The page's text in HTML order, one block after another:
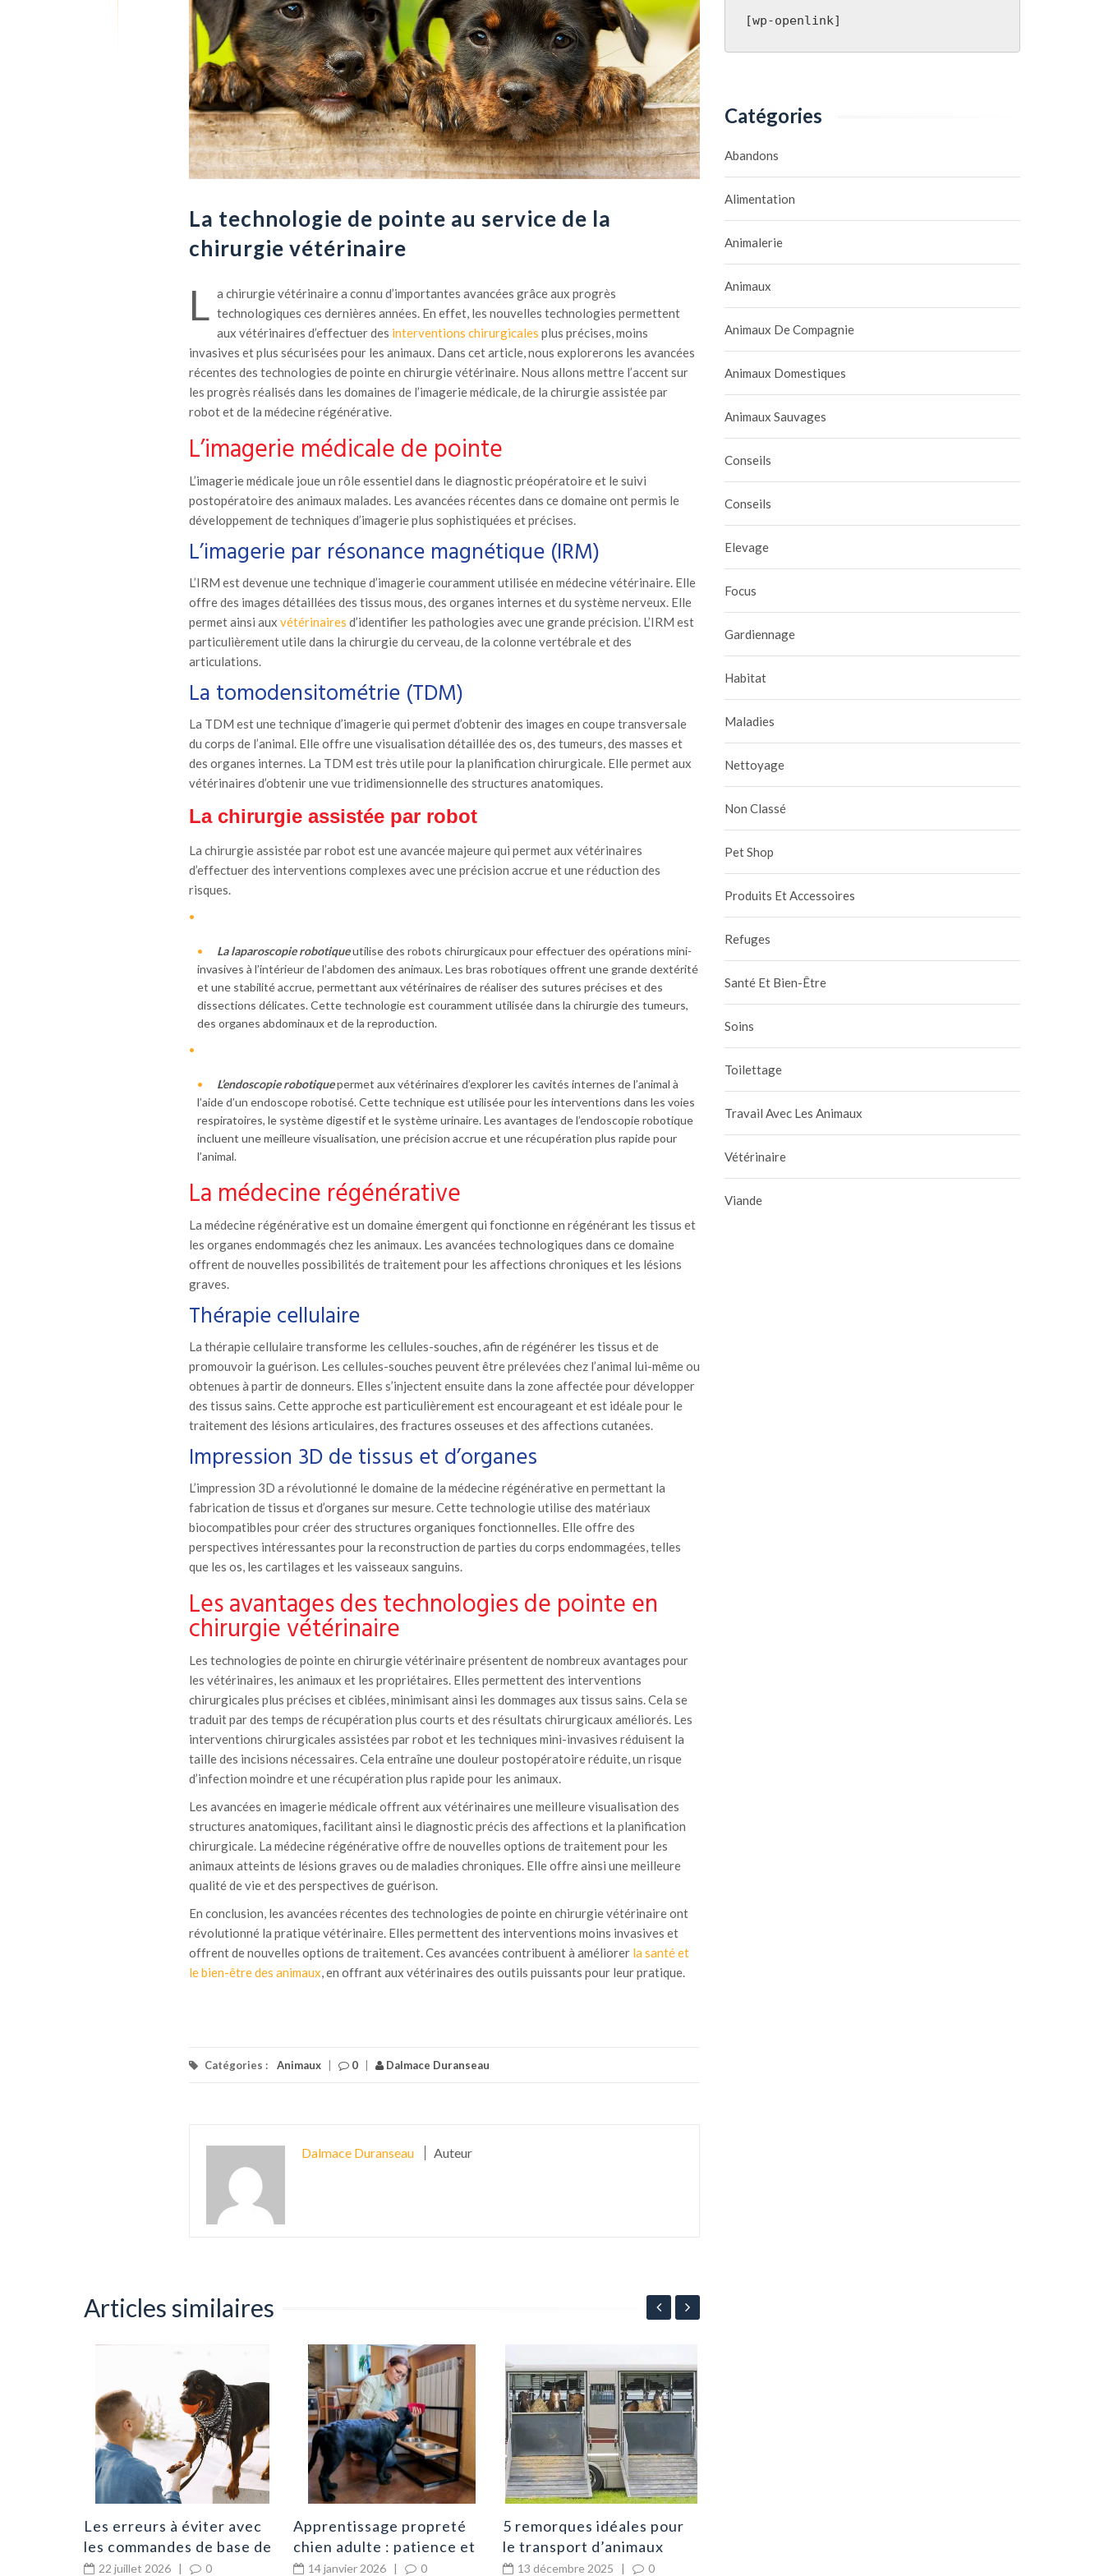
La technologie de pointe au service de la
chirurgie vétérinaire
L a chirurgie vétérinaire a connu d’importantes avancées grâce aux progrès
technologiques ces dernières années. En effet, les nouvelles technologies permettent
aux vétérinaires d’effectuer des interventions chirurgicales plus précises, moins
invasives et plus sécurisées pour les animaux. Dans cet article, nous explorerons les avancées
récentes des technologies de pointe en chirurgie vétérinaire. Nous allons mettre l’accent sur
les progrès réalisés dans les domaines de l’imagerie médicale, de la chirurgie assistée par
robot et de la médecine régénérative.
L’imagerie médicale de pointe
L’imagerie médicale joue un rôle essentiel dans le diagnostic préopératoire et le suivi
postopératoire des animaux malades. Les avancées récentes dans ce domaine ont permis le
développement de techniques d’imagerie plus sophistiquées et précises.
L’imagerie par résonance magnétique (IRM)
L’IRM est devenue une technique d’imagerie couramment utilisée en médecine vétérinaire. Elle
offre des images détaillées des tissus mous, des organes internes et du système nerveux. Elle
permet ainsi aux vétérinaires d’identifier les pathologies avec une grande précision. L’IRM est
particulièrement utile dans la chirurgie du cerveau, de la colonne vertébrale et des
articulations.
La tomodensitométrie (TDM)
La TDM est une technique d’imagerie qui permet d’obtenir des images en coupe transversale
du corps de l’animal. Elle offre une visualisation détaillée des os, des tumeurs, des masses et
des organes internes. La TDM est très utile pour la planification chirurgicale. Elle permet aux
vétérinaires d’obtenir une vue tridimensionnelle des structures anatomiques.
La chirurgie assistée par robot
La chirurgie assistée par robot est une avancée majeure qui permet aux vétérinaires
d’effectuer des interventions complexes avec une précision accrue et une réduction des
risques.
La laparoscopie robotiqueutilise des robots chirurgicaux pour effectuer des opérations mini-
invasives à l’intérieur de l’abdomen des animaux. Les bras robotiques offrent une grande dextérité
et une stabilité accrue, permettant aux vétérinaires de réaliser des sutures précises et des
dissections délicates. Cette technologie est couramment utilisée dans la chirurgie des tumeurs,
des organes abdominaux et de la reproduction.
L’endoscopie robotiquepermet aux vétérinaires d’explorer les cavités internes de l’animal à
l’aide d’un endoscope robotisé. Cette technique est utilisée pour les interventions dans les voies
respiratoires, le système digestif et le système urinaire. Les avantages de l’endoscopie robotique
incluent une meilleure visualisation, une précision accrue et une récupération plus rapide pour
l’animal.
La médecine régénérative
La médecine régénérative est un domaine émergent qui fonctionne en régénérant les tissus et
les organes endommagés chez les animaux. Les avancées technologiques dans ce domaine
offrent de nouvelles possibilités de traitement pour les affections chroniques et les lésions
graves.
Thérapie cellulaire
La thérapie cellulaire transforme les cellules-souches, afin de régénérer les tissus et de
promouvoir la guérison. Les cellules-souches peuvent être prélevées chez l’animal lui-même ou
obtenues à partir de donneurs. Elles s’injectent ensuite dans la zone affectée pour développer
des tissus sains. Cette approche est particulièrement est encourageant et est idéale pour le
traitement des lésions articulaires, des fractures osseuses et des affections cutanées.
Impression 3D de tissus et d’organes
L’impression 3D a révolutionné le domaine de la médecine régénérative en permettant la
fabrication de tissus et d’organes sur mesure. Cette technologie utilise des matériaux
biocompatibles pour créer des structures organiques fonctionnelles. Elle offre des
perspectives intéressantes pour la reconstruction de parties du corps endommagées, telles
que les os, les cartilages et les vaisseaux sanguins.
Les avantages des technologies de pointe en
chirurgie vétérinaire
Les technologies de pointe en chirurgie vétérinaire présentent de nombreux avantages pour
les vétérinaires, les animaux et les propriétaires. Elles permettent des interventions
chirurgicales plus précises et ciblées, minimisant ainsi les dommages aux tissus sains. Cela se
traduit par des temps de récupération plus courts et des résultats chirurgicaux améliorés. Les
interventions chirurgicales assistées par robot et les techniques mini-invasives réduisent la
taille des incisions nécessaires. Cela entraîne une douleur postopératoire réduite, un risque
d’infection moindre et une récupération plus rapide pour les animaux.
Les avancées en imagerie médicale offrent aux vétérinaires une meilleure visualisation des
structures anatomiques, facilitant ainsi le diagnostic précis des affections et la planification
chirurgicale. La médecine régénérative offre de nouvelles options de traitement pour les
animaux atteints de lésions graves ou de maladies chroniques. Elle offre ainsi une meilleure
qualité de vie et des perspectives de guérison.
En conclusion, les avancées récentes des technologies de pointe en chirurgie vétérinaire ont
révolutionné la pratique vétérinaire. Elles permettent des interventions moins invasives et
offrent de nouvelles options de traitement. Ces avancées contribuent à améliorer la santé et
le bien-être des animaux, en offrant aux vétérinaires des outils puissants pour leur pratique.
Catégories : Animaux 0 Dalmace Duranseau
Dalmace Duranseau Auteur
Articles similaires
Les erreurs à éviter avec
les commandes de base de
vos canins
22 juillet 2026 | 0
Apprentissage propreté
chien adulte : patience et
routine
14 janvier 2026 | 0
5 remorques idéales pour
le transport d’animaux
13 décembre 2025 | 0
[wp-openlink]
Catégories
Abandons
Alimentation
Animalerie
Animaux
Animaux De Compagnie
Animaux Domestiques
Animaux Sauvages
Conseils
Conseils
Elevage
Focus
Gardiennage
Habitat
Maladies
Nettoyage
Non Classé
Pet Shop
Produits Et Accessoires
Refuges
Santé Et Bien-Être
Soins
Toilettage
Travail Avec Les Animaux
Vétérinaire
Viande